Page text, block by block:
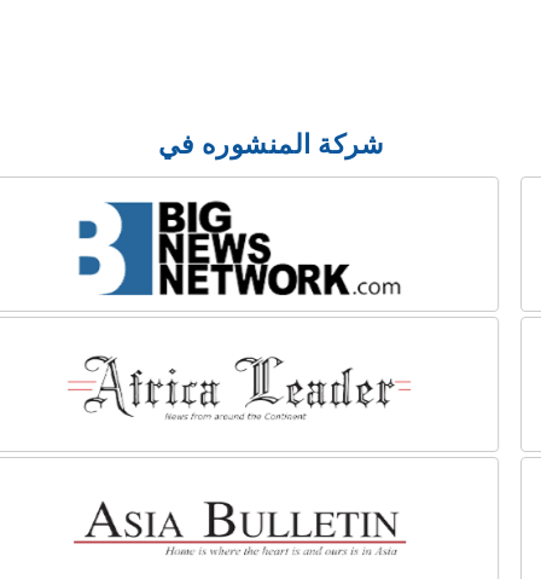
شركة المنشوره في